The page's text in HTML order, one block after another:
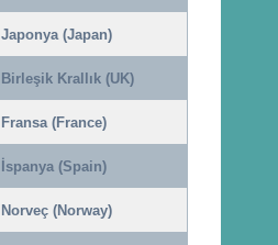
Japonya (Japan)
Birleşik Krallık (UK)
Fransa (France)
İspanya (Spain)
Norveç (Norway)